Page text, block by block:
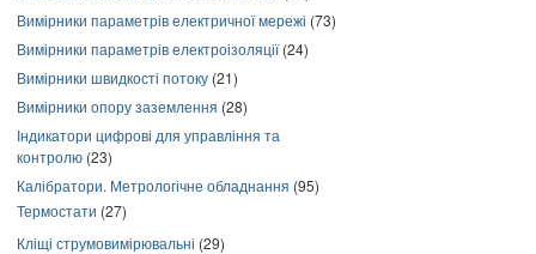
Вимірники параметрів електричної мережі (73)
Вимірники параметрів електроізоляції(24)
Вимірники швидкості потоку (21)
Вимірники опору заземлення (28)
Індикатори цифрові для управління та
контролю (23)
Калібратори. Метрологічне обладнання (95)
Термостати (27)
Кліщі струмовимірювальні (29)